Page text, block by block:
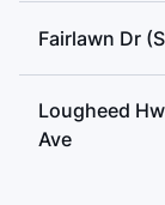
Fairlawn Dr
Lougheed
Ave